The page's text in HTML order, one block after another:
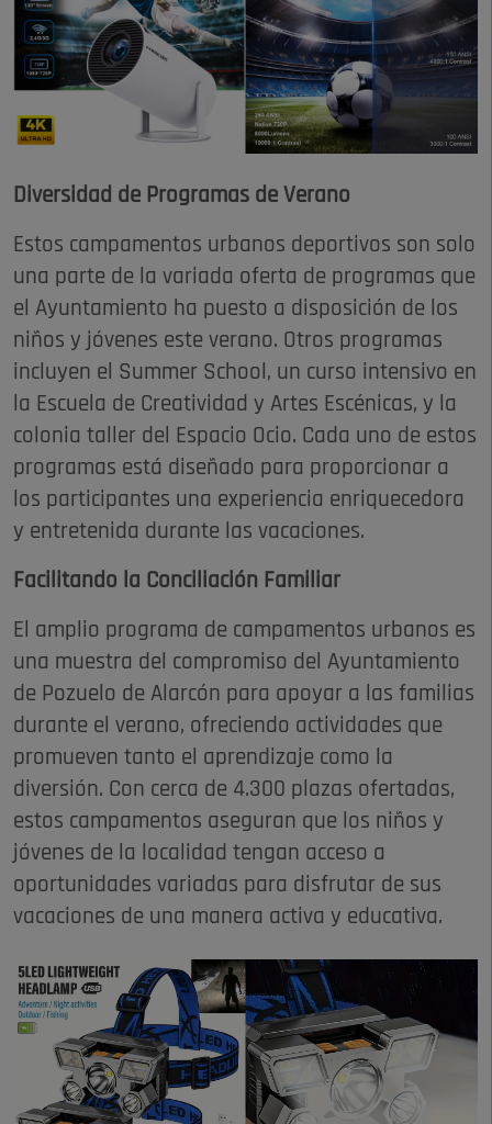
Diversidad de Programas de Verano
Estos campamentos urbanos deportivos son solo
una parte de la variada oferta de programas que
el Ayuntamiento ha puesto a disposición de los
niños y jóvenes este verano. Otros programas
incluyen el Summer School, un curso intensivo en
la Escuela de Creatividad y Artes Escénicas, y la
colonia taller del Espacio Ocio. Cada uno de estos
programas está diseñado para proporcionar a
los participantes una experiencia enriquecedora
y entretenida durante las vacaciones.
Facilitando la Conciliación Familiar
El amplio programa de campamentos urbanos es
una muestra del compromiso del Ayuntamiento
de Pozuelo de Alarcón para apoyar a las familias
durante el verano, ofreciendo actividades que
promueven tanto el aprendizaje como la
diversión. Con cerca de 4.300 plazas ofertadas,
estos campamentos aseguran que los niños y
jóvenes de la localidad tengan acceso a
oportunidades variadas para disfrutar de sus
vacaciones de una manera activa y educativa.